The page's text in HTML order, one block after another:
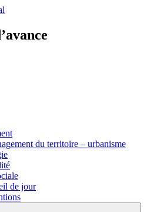
du territoire – urbanisme
de jour